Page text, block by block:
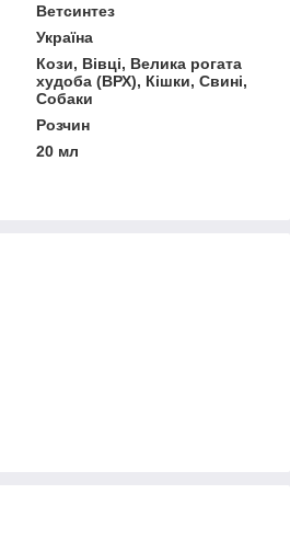
Ветсинтез
Україна
Кози, Вівці, Велика рогата
худоба (ВРХ), Кішки, Свині,
Собаки
Розчин
20 мл